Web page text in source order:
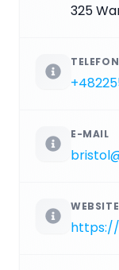
325
TELEFON
E-MAIL
WEBSITE